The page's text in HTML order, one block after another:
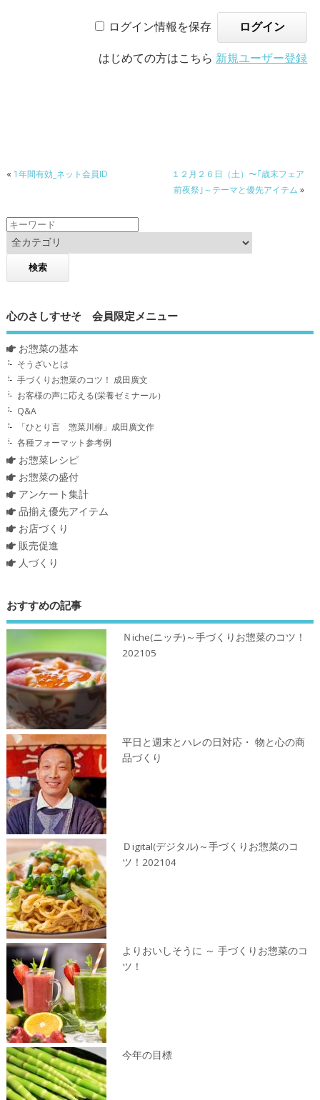
ログイン情報を保存
はじめての方はこちら 新規ユーザー登録
« 1年間有効_ネット会員ID
１２月２６日（土）〜｢歳末フェア
前夜祭｣～テーマと優先アイテム »
心のさしすせそ 会員限定メニュー
お惣菜の基本
そうざいとは
手づくりお惣菜のコツ！ 成田廣文
お客様の声に応える(栄養ゼミナール）
Q&A
「ひとり言 惣菜川柳」成田廣文作
各種フォーマット参考例
お惣菜レシピ
お惣菜の盛付
アンケート集計
品揃え優先アイテム
お店づくり
販売促進
人づくり
おすすめの記事
Ｎiche(ニッチ)～手づくりお惣菜のコツ！
202105
平日と週末とハレの日対応・ 物と心の商
品づくり
Ｄigital(デジタル)～手づくりお惣菜のコ
ツ！202104
よりおいしそうに ～ 手づくりお惣菜のコ
ツ！
今年の目標